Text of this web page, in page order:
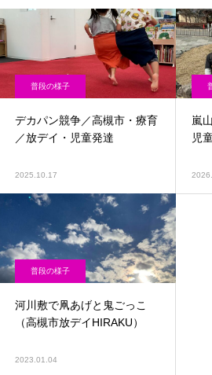
普段の様子
デカパン競争／高槻市・療育
／放デイ・児童発達
2025.10.17
嵐
児
普段の様子
河川敷で凧あげと鬼ごっこ
（高槻市放デイHIRAKU）
2023.01.04